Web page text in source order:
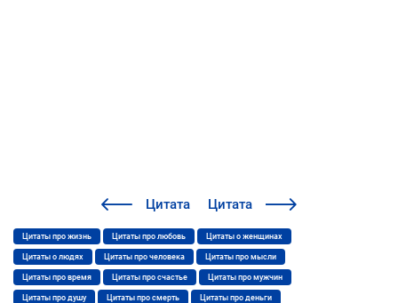
Цитата Цитата
Цитаты про жизнь Цитаты про любовь Цитаты о женщинах
Цитаты о людях Цитаты про человека Цитаты про мысли
Цитаты про время Цитаты про счастье Цитаты про мужчин
Цитаты про душу Цитаты про смерть Цитаты про деньги